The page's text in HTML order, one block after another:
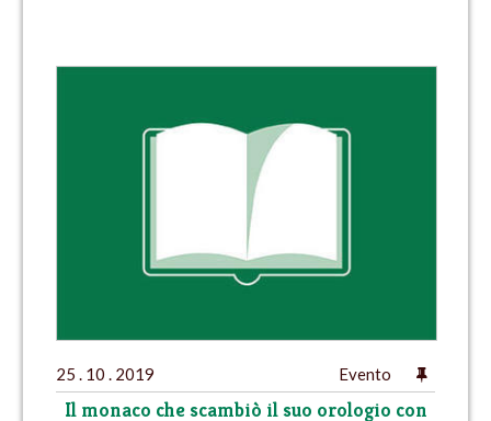
25 . 10 . 2019 Evento
Il monaco che scambiò il suo orologio con